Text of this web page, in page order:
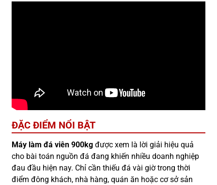
ĐẶC ĐIỂM NỔI BẬT
Máy làm đá viên 900kg được xem là lời giải hiệu quả
cho bài toán nguồn đá đang khiến nhiều doanh nghiệp
đau đầu hiện nay. Chỉ cần thiếu đá vài giờ trong thời
điểm đông khách, nhà hàng, quán ăn hoặc cơ sở sản